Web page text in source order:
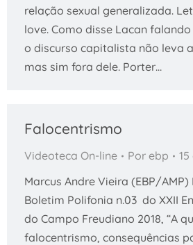
relação sexual generalizada.
love. Como disse Lacan
o discurso capitalista não leva
mas sim fora dele. Porter…
Falocentrismo
Videoteca On-line Por ebp
Marcus Andre Vieira (EBP/
Boletim Polifonia n.03 do XXII
do Campo Freudiano 2018, “A
falocentrismo, consequências